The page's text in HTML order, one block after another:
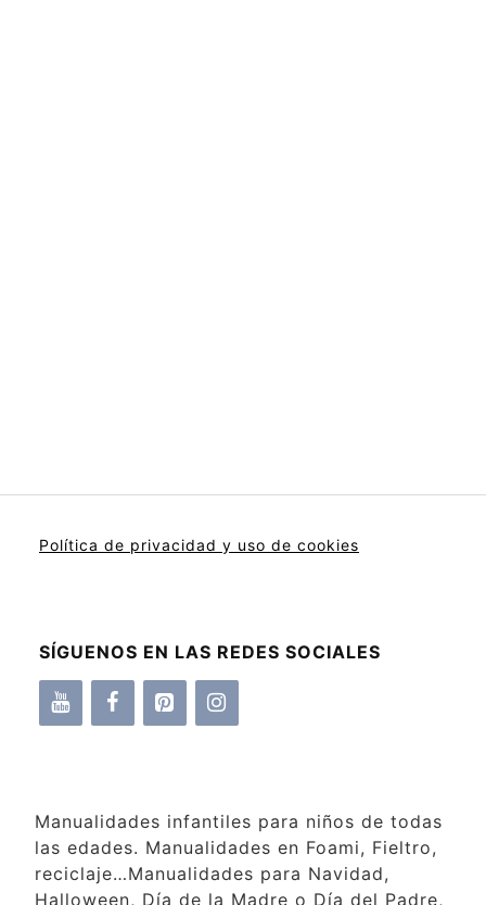
Política de privacidad y uso de cookies
SÍGUENOS EN LAS REDES SOCIALES
Manualidades infantiles para niños de todas
las edades. Manualidades en Foami, Fieltro,
reciclaje…Manualidades para Navidad,
Halloween, Día de la Madre o Día del Padre,